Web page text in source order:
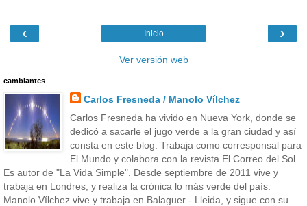
‹ ›
Inicio
Ver versión web
cambiantes
Carlos Fresneda / Manolo Vílchez
Carlos Fresneda ha vivido en Nueva York, donde se
dedicó a sacarle el jugo verde a la gran ciudad y así
consta en este blog. Trabaja como corresponsal para
El Mundo y colabora con la revista El Correo del Sol.
Es autor de "La Vida Simple". Desde septiembre de 2011 vive y
trabaja en Londres, y realiza la crónica lo más verde del país.
Manolo Vílchez vive y trabaja en Balaguer - Lleida, y sigue con su